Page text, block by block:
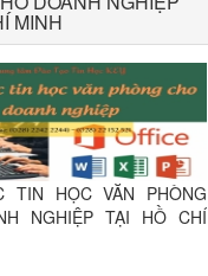
MINH
TIN HỌC VĂN PHÒNG
NGHIỆP TẠI HỒ CHÍ